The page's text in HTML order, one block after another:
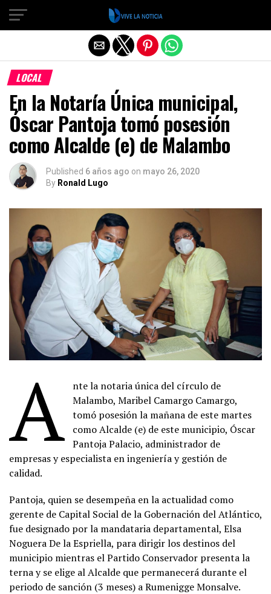
LOCAL
En la Notaría Única municipal,
Óscar Pantoja tomó posesión
como Alcalde (e) de Malambo
Published 6 años ago on mayo 26, 2020
By Ronald Lugo
A
nte la notaria única del círculo de
Malambo, Maribel Camargo Camargo,
tomó posesión la mañana de este martes
como Alcalde (e) de este municipio, Óscar
Pantoja Palacio, administrador de
empresas y especialista en ingeniería y gestión de
calidad.
Pantoja, quien se desempeña en la actualidad como
gerente de Capital Social de la Gobernación del Atlántico,
fue designado por la mandataria departamental, Elsa
Noguera De la Espriella, para dirigir los destinos del
municipio mientras el Partido Conservador presenta la
terna y se elige al Alcalde que permanecerá durante el
periodo de sanción (3 meses) a Rumenigge Monsalve.
Salir de la versión móvil